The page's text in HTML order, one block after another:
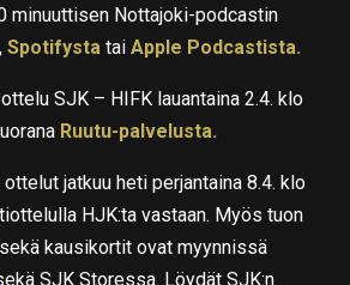
minuuttisen Nottajoki-podcastin
,Spotifysta taiApple Podcastista.
SJK – HIFK lauantaina 2.4. klo
Ruutu-palvelusta.
jatkuu heti perjantaina 8.4. klo
HJK:ta vastaan. Myös tuon
kausikortit ovat myynnissä
SJK Storessa. Löydät SJK:n